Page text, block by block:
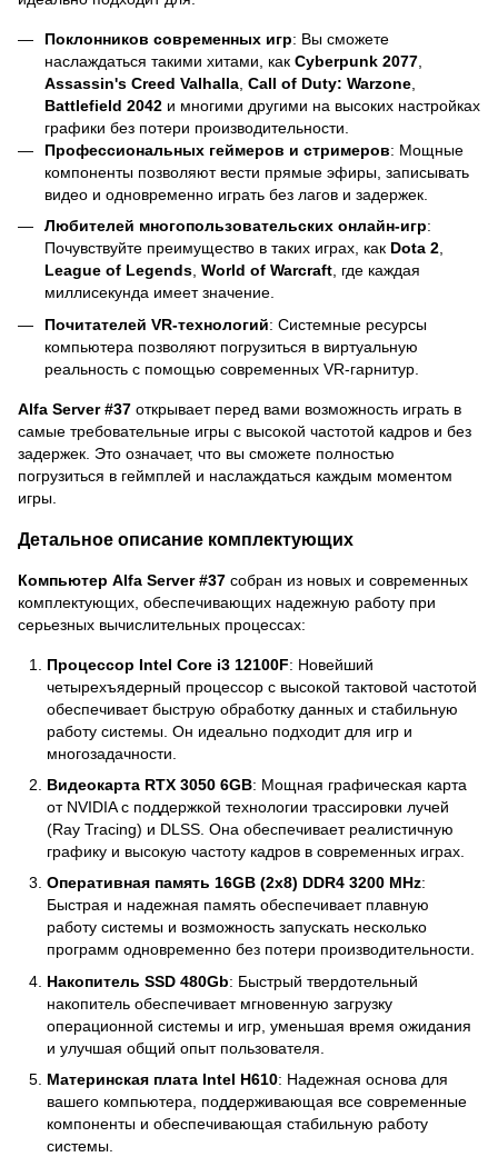
Поклонников современных игр: Вы сможете
наслаждаться такими хитами, как Cyberpunk 2077
Assassin's Creed Valhalla Call of Duty: Warzone
Battlefield 2042 и многими другими на высоких настройках
графики без потери производительности.
Профессиональных геймеров и стримеров: Мощные
компоненты позволяют вести прямые эфиры, записывать
видео и одновременно играть без лагов и задержек.
Любителей многопользовательских онлайн-игр:
Почувствуйте преимущество в таких играх, как Dota 2,
League of Legends, World of Warcraft, где каждая
миллисекунда имеет значение.
Почитателей VR-технологий: Системные ресурсы
компьютера позволяют погрузиться в виртуальную
реальность с помощью современных VR-гарнитур.
Alfa Server #37 открывает перед вами возможность играть в
самые требовательные игры с высокой частотой кадров и без
задержек. Это означает, что вы сможете полностью
погрузиться в геймплей и наслаждаться каждым моментом
игры.
Детальное описание комплектующих
Компьютер Alfa Server #37 собран из новых и современных
комплектующих, обеспечивающих надежную работу при
серьезных вычислительных процессах:
Процессор Intel Core i3 12100F: Новейший
четырехъядерный процессор с высокой тактовой частотой
обеспечивает быструю обработку данных и стабильную
работу системы. Он идеально подходит для игр и
многозадачности.
Видеокарта RTX 3050 6GB: Мощная графическая карта
от NVIDIA с поддержкой технологии трассировки лучей
(Ray Tracing) и DLSS. Она обеспечивает реалистичную
графику и высокую частоту кадров в современных играх.
Оперативная память 16GB (2x8) DDR4 3200 MHz:
Быстрая и надежная память обеспечивает плавную
работу системы и возможность запускать несколько
программ одновременно без потери производительности.
Накопитель SSD 480Gb: Быстрый твердотельный
накопитель обеспечивает мгновенную загрузку
операционной системы и игр, уменьшая время ожидания
и улучшая общий опыт пользователя.
Материнская плата Intel H610: Надежная основа для
вашего компьютера, поддерживающая все современные
компоненты и обеспечивающая стабильную работу
системы.